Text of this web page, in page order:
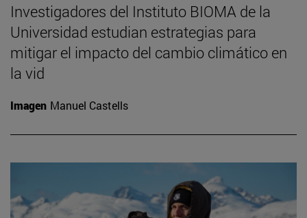
Investigadores del Instituto BIOMA de la
Universidad estudian estrategias para
mitigar el impacto del cambio climático en
la vid
Imagen Manuel Castells